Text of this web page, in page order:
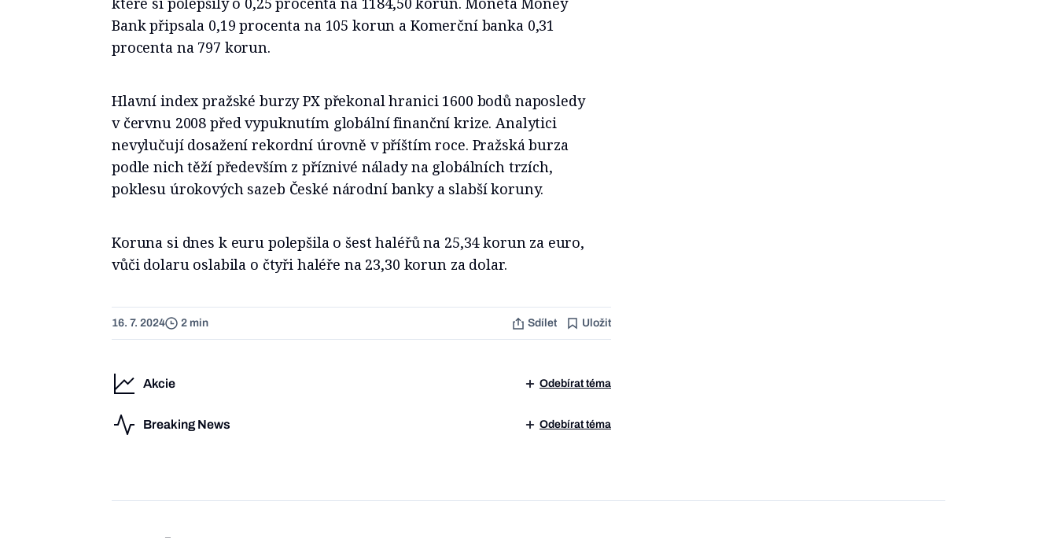
Bank připsala 0,19 procenta na 105 korun a Komerční banka 0,31
procenta na 797 korun.
Hlavní index pražské burzy PX překonal hranici 1600 bodů naposledy
v červnu 2008 před vypuknutím globální finanční krize. Analytici
nevylučují dosažení rekordní úrovně v příštím roce. Pražská burza
podle nich těží především z příznivé nálady na globálních trzích,
poklesu úrokových sazeb České národní banky a slabší koruny.
Koruna si dnes k euru polepšila o šest haléřů na 25,34 korun za euro,
vůči dolaru oslabila o čtyři haléře na 23,30 korun za dolar.
16. 7. 2024 2 min Sdílet Uložit
Akcie Odebírat téma
Breaking News Odebírat téma